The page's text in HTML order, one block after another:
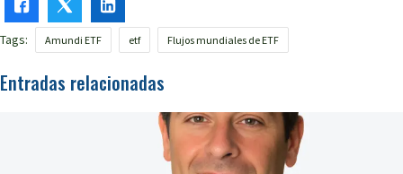
Tags: Amundi ETF etf Flujos mundiales de ETF
Entradas relacionadas